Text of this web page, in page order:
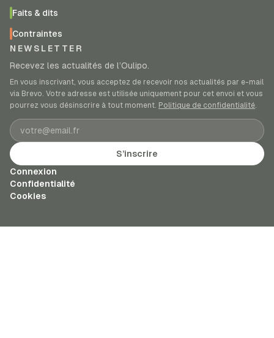
Faits & dits
Contraintes
NEWSLETTER
Recevez les actualités de l’Oulipo.
En vous inscrivant, vous acceptez de recevoir nos actualités par e-mail
via Brevo. Votre adresse est utilisée uniquement pour cet envoi et vous
pourrez vous désinscrire à tout moment. Politique de confidentialité.
Adresse e-mail
S’inscrire
Connexion
Confidentialité
Cookies